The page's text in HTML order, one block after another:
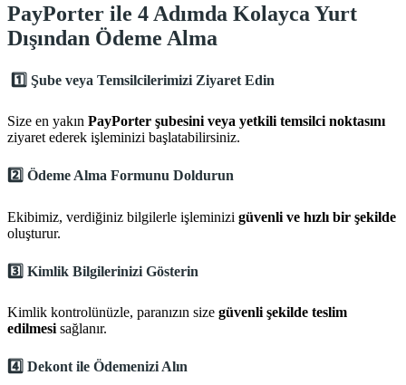
PayPorter ile 4 Adımda Kolayca Yurt
Dışından Ödeme Alma
1️⃣ Şube veya Temsilcilerimizi Ziyaret Edin
Size en yakın PayPorter şubesini veya yetkili temsilci noktasını
ziyaret ederek işleminizi başlatabilirsiniz.
2️⃣ Ödeme Alma Formunu Doldurun
Ekibimiz, verdiğiniz bilgilerle işleminizi güvenli ve hızlı bir şekilde
oluşturur.
3️⃣ Kimlik Bilgilerinizi Gösterin
Kimlik kontrolünüzle, paranızın size güvenli şekilde teslim
edilmesi sağlanır.
4️⃣ Dekont ile Ödemenizi Alın